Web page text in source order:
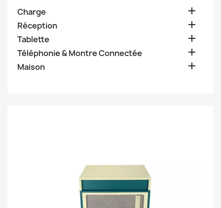
Charge 
Réception 
Tablette 
Téléphonie & Montre Connectée 
Maison 